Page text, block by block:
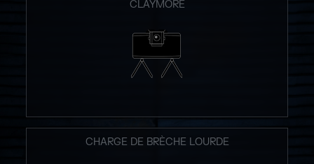
CLAYMORE
CHARGE DE BRÈCHE LOURDE